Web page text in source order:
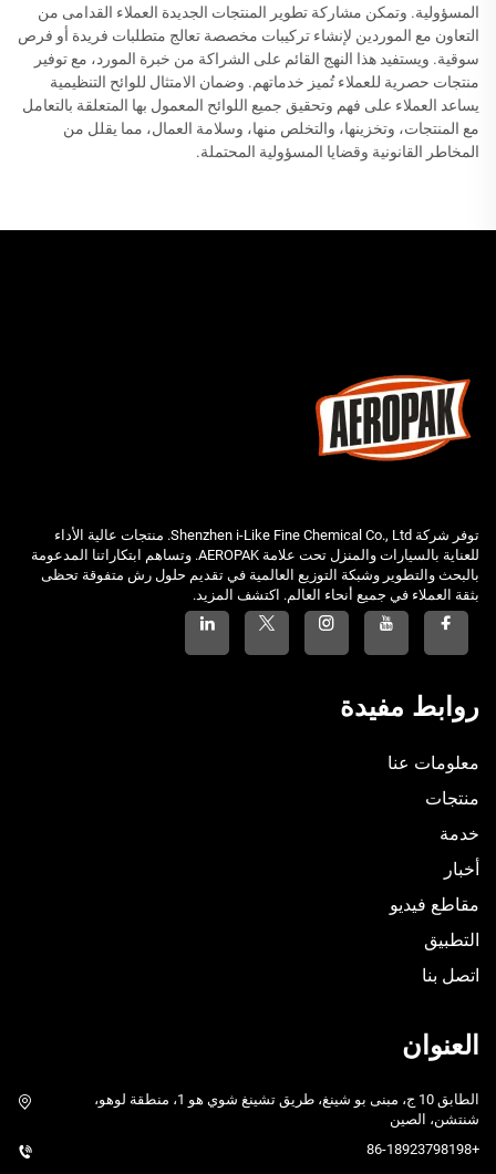
المسؤولية. وتمكن مشاركة تطوير المنتجات الجديدة العملاء القدامى من
التعاون مع الموردين لإنشاء تركيبات مخصصة تعالج متطلبات فريدة أو فرص
سوقية. ويستفيد هذا النهج القائم على الشراكة من خبرة المورد، مع توفير
منتجات حصرية للعملاء تُميز خدماتهم. وضمان الامتثال للوائح التنظيمية
يساعد العملاء على فهم وتحقيق جميع اللوائح المعمول بها المتعلقة بالتعامل
مع المنتجات، وتخزينها، والتخلص منها، وسلامة العمال، مما يقلل من
المخاطر القانونية وقضايا المسؤولية المحتملة.
توفر شركة Shenzhen i-Like Fine Chemical Co., Ltd. منتجات عالية الأداء
للعناية بالسيارات والمنزل تحت علامة AEROPAK. وتساهم ابتكاراتنا المدعومة
بالبحث والتطوير وشبكة التوزيع العالمية في تقديم حلول رش متفوقة تحظى
بثقة العملاء في جميع أنحاء العالم. اكتشف المزيد.
روابط مفيدة
معلومات عنا
منتجات
خدمة
أخبار
مقاطع فيديو
التطبيق
اتصل بنا
العنوان
الطابق 10 ج، مبنى بو شينغ، طريق تشينغ شوي هو 1، منطقة لوهو،
شنتشن، الصين
+86-18923798198